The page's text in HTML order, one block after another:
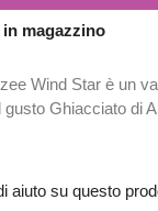
magazzino
Wind Star è un
Ghiacciato di
aiuto su questo